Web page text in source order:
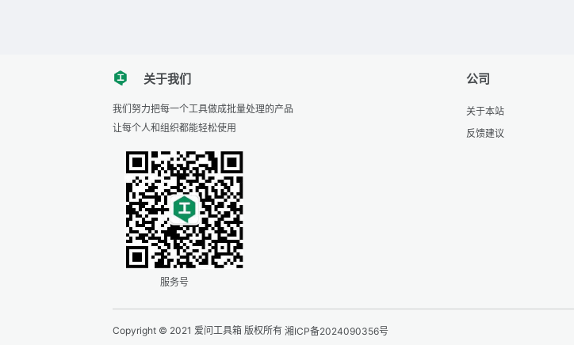
tencent关于我们
我们努力把每一个工具做成批量处理的产品
让每个人和组织都能轻松使用
服务号
公司
关于本站
反馈建议
Copyright © 2021 爱问工具箱 版权所有 湘ICP备2024090356号